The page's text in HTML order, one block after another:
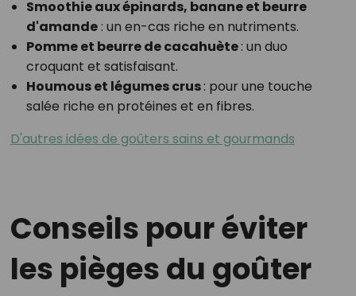
Smoothie aux épinards, banane et beurre
d'amande: un en-cas riche en nutriments.
Pomme et beurre de cacahuète: un duo
croquant et satisfaisant.
Houmous et légumes crus: pour une touche
salée riche en protéines et en fibres.
D'autres idées de goûters sains et gourmands
Conseils pour éviter
les pièges du goûter